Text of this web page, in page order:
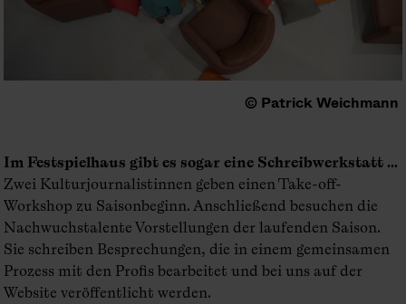
© Patrick Weichmann
Im Festspielhaus gibt es sogar eine Schreibwerkstatt …
Zwei Kulturjournalistinnen geben einen Take-off-
Workshop zu Saisonbeginn. Anschließend besuchen die
Nachwuchstalente Vorstellungen der laufenden Saison.
Sie schreiben Besprechungen, die in einem gemeinsamen
Prozess mit den Profis bearbeitet und bei uns auf der
Website veröffentlicht werden.